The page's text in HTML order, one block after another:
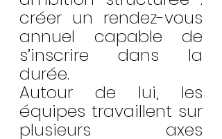
créer un rendez-vous
annuel capable de
s’inscrire dans la
durée.
Autour de lui, les
équipes travaillent sur
plusieurs axes